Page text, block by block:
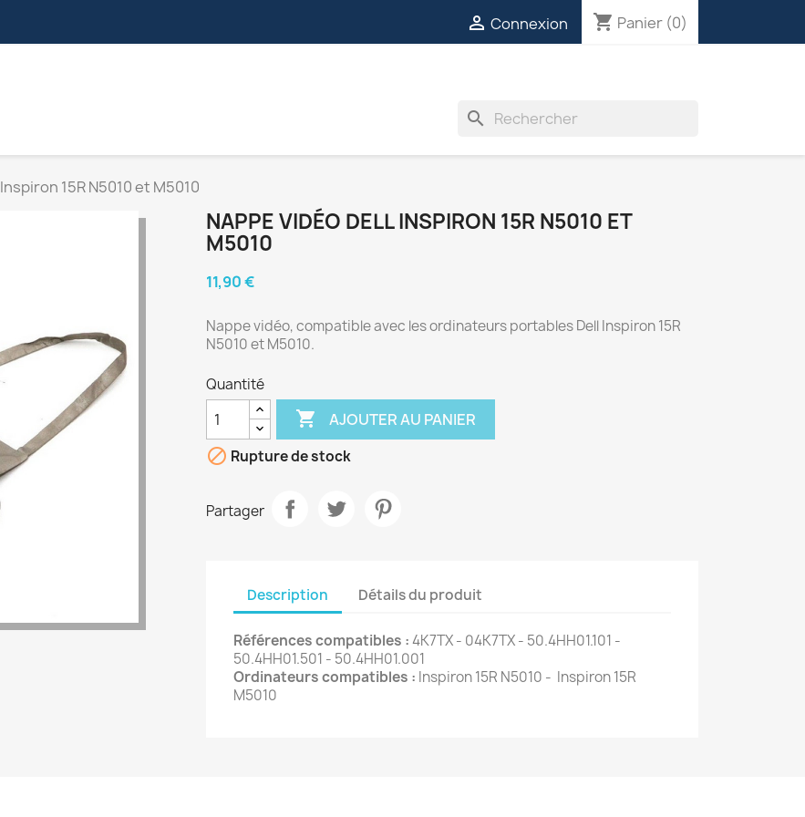
 Connexion shopping_cart Panier (0)
search
15R N5010 et M5010
NAPPE VIDÉO DELL INSPIRON 15R N5010 ET
M5010
11,90 €
Nappe vidéo, compatible avec les ordinateurs portables Dell Inspiron 15R
N5010 et M5010.
Quantité
 AJOUTER AU PANIER
 Rupture de stock
Partager
Description Détails du produit
Références compatibles :4K7TX - 04K7TX - 50.4HH01.101 -
50.4HH01.501 - 50.4HH01.001
Ordinateurs compatibles : Inspiron 15R N5010 - Inspiron 15R
M5010